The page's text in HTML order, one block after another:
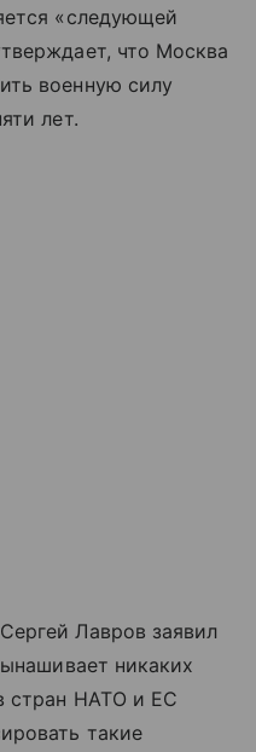
«следующей
что Москва
военную силу
лет.
Лавров заявил
никаких
стран НАТО и ЕС
такие